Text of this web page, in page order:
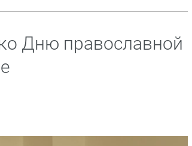
Дню православной